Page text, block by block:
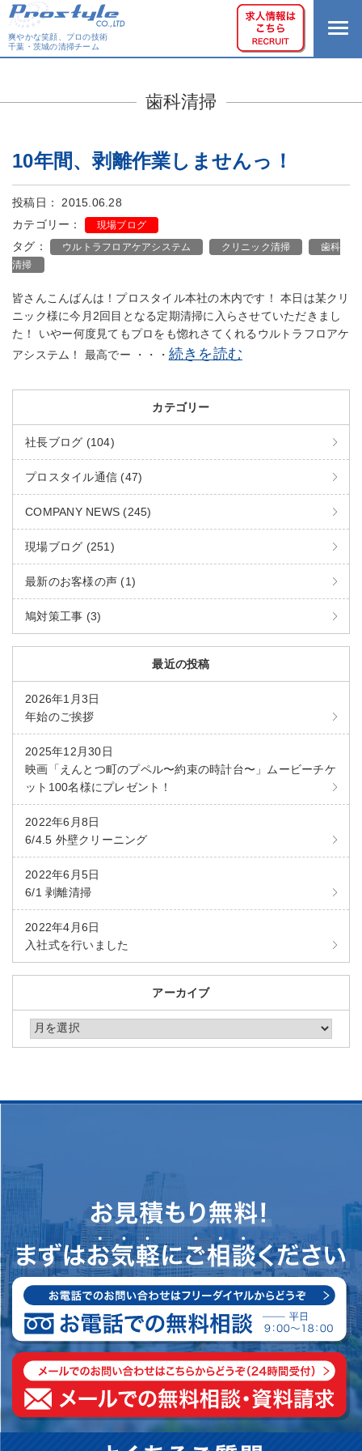
爽やかな笑顔、プロの技術
千葉・茨城の清掃チーム
歯科清掃
10年間、剥離作業しませんっ！
投稿日： 2015.06.28
カテゴリー：
現場ブログ
タグ： ウルトラフロアケアシステム クリニック清掃
歯科
清掃
皆さんこんばんは！プロスタイル本社の木内です！ 本日は某クリ
ニック様に今月2回目となる定期清掃に入らさせていただきまし
た！ いやー何度見てもプロをも惚れさてくれるウルトラフロアケ
アシステム！ 最高でー ・・・ 続きを読む
カテゴリー
社長ブログ (104)
プロスタイル通信 (47)
COMPANY NEWS (245)
現場ブログ (251)
最新のお客様の声 (1)
鳩対策工事 (3)
最近の投稿
2026年1月3日
年始のご挨拶
2025年12月30日
映画「えんとつ町のプペル〜約束の時計台〜」ムービーチケ
ット100名様にプレゼント！
2022年6月8日
6/4.5 外壁クリーニング
2022年6月5日
6/1 剥離清掃
2022年4月6日
入社式を行いました
アーカイブ
アーカイブ